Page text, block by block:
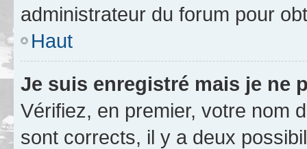
administrateur du forum pour
Haut
Je suis enregistré mais je ne
Vérifiez, en premier, votre nom
sont corrects, il y a deux